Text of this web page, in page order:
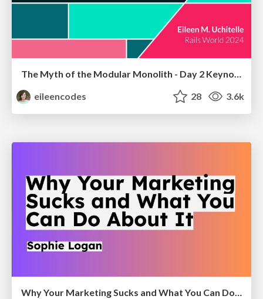
eileencodes
28 3.6k
Why Your Marketing Sucks and What You Can Do About It - Sophie Logan